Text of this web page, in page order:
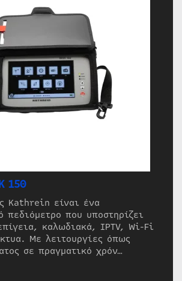
150
Kathrein είναι ένα
πεδιόμετρο που υποστηρίζει
καλωδιακά, IPTV, Wi-Fi
Με λειτουργίες όπως
σε πραγματικό χρόν…